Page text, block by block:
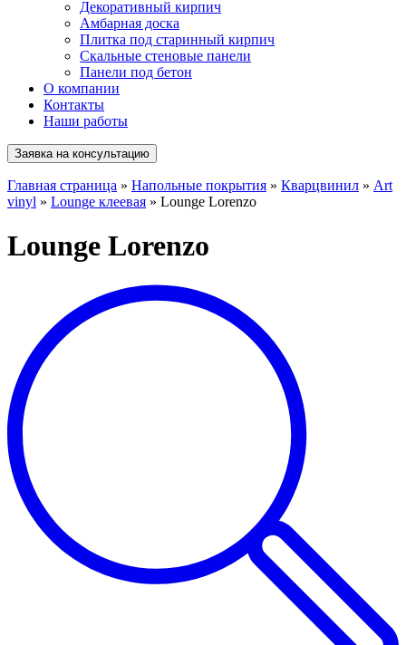
Декоративный кирпич
Амбарная доска
Плитка под старинный кирпич
Скальные стеновые панели
Панели под бетон
О компании
Контакты
Наши работы
Заявка на консультацию
Главная страница » Напольные покрытия » Кварцвинил » Art
vinyl » Lounge клеевая » Lounge Lorenzo
Lounge Lorenzo